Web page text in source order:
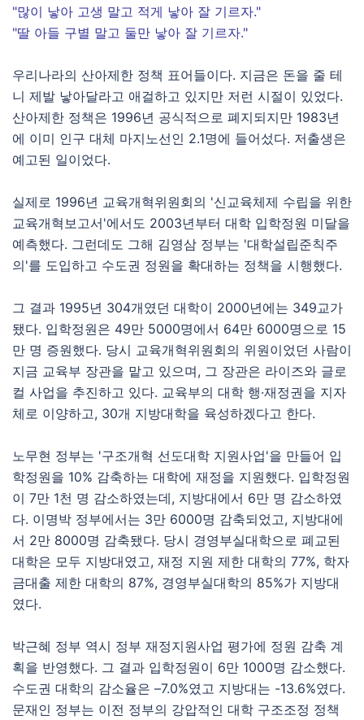
"많이 낳아 고생 말고 적게 낳아 잘 기르자."
"딸 아들 구별 말고 둘만 낳아 잘 기르자."
우리나라의 산아제한 정책 표어들이다. 지금은 돈을 줄 테
니 제발 낳아달라고 애걸하고 있지만 저런 시절이 있었다.
산아제한 정책은 1996년 공식적으로 폐지되지만 1983년
에 이미 인구 대체 마지노선인 2.1명에 들어섰다. 저출생은
예고된 일이었다.
실제로 1996년 교육개혁위원회의 '신교육체제 수립을 위한
교육개혁보고서'에서도 2003년부터 대학 입학정원 미달을
예측했다. 그런데도 그해 김영삼 정부는 '대학설립준칙주
의'를 도입하고 수도권 정원을 확대하는 정책을 시행했다.
그 결과 1995년 304개였던 대학이 2000년에는 349교가
됐다. 입학정원은 49만 5000명에서 64만 6000명으로 15
만 명 증원했다. 당시 교육개혁위원회의 위원이었던 사람이
지금 교육부 장관을 맡고 있으며, 그 장관은 라이즈와 글로
컬 사업을 추진하고 있다. 교육부의 대학 행·재정권을 지자
체로 이양하고, 30개 지방대학을 육성하겠다고 한다.
노무현 정부는 '구조개혁 선도대학 지원사업'을 만들어 입
학정원을 10% 감축하는 대학에 재정을 지원했다. 입학정원
이 7만 1천 명 감소하였는데, 지방대에서 6만 명 감소하였
다. 이명박 정부에서는 3만 6000명 감축되었고, 지방대에
서 2만 8000명 감축됐다. 당시 경영부실대학으로 폐교된
대학은 모두 지방대였고, 재정 지원 제한 대학의 77%, 학자
금대출 제한 대학의 87%, 경영부실대학의 85%가 지방대
였다.
박근혜 정부 역시 정부 재정지원사업 평가에 정원 감축 계
획을 반영했다. 그 결과 입학정원이 6만 1000명 감소했다.
수도권 대학의 감소율은 –7.0%였고 지방대는 -13.6%였다.
문재인 정부는 이전 정부의 강압적인 대학 구조조정 정책